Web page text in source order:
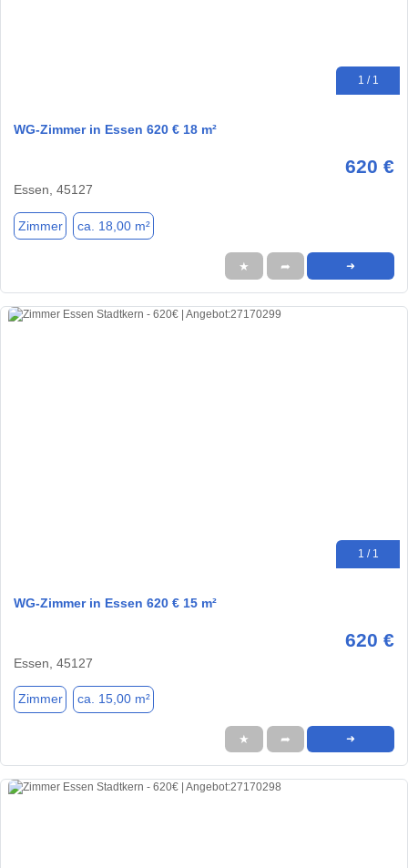
1 / 1
WG-Zimmer in Essen 620 € 18 m²
620 €
Essen, 45127
Zimmer ca. 18,00 m²
★ ➦ ➜
1 / 1
WG-Zimmer in Essen 620 € 15 m²
620 €
Essen, 45127
Zimmer ca. 15,00 m²
★ ➦ ➜